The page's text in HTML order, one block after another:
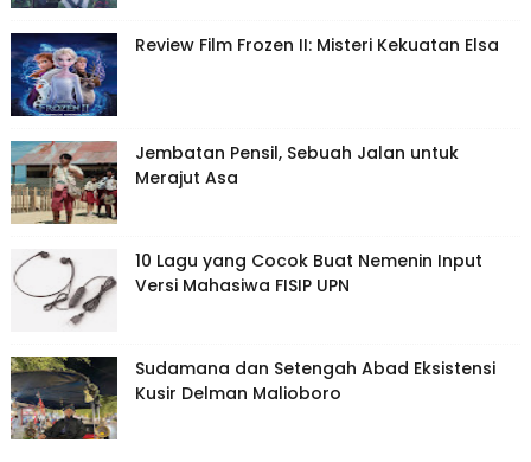
Review Film Frozen II: Misteri Kekuatan Elsa
Jembatan Pensil, Sebuah Jalan untuk
Merajut Asa
10 Lagu yang Cocok Buat Nemenin Input
Versi Mahasiwa FISIP UPN
Sudamana dan Setengah Abad Eksistensi
Kusir Delman Malioboro